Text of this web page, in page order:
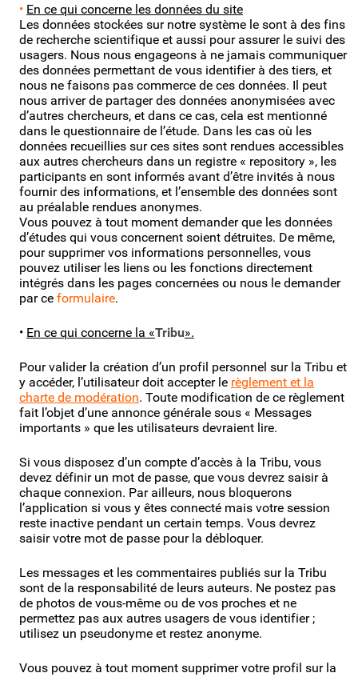
• En ce qui concerne les données du site
Les données stockées sur notre système le sont à des fins
de recherche scientifique et aussi pour assurer le suivi des
usagers. Nous nous engageons à ne jamais communiquer
des données permettant de vous identifier à des tiers, et
nous ne faisons pas commerce de ces données. Il peut
nous arriver de partager des données anonymisées avec
d’autres chercheurs, et dans ce cas, cela est mentionné
dans le questionnaire de l’étude. Dans les cas où les
données recueillies sur ces sites sont rendues accessibles
aux autres chercheurs dans un registre « repository », les
participants en sont informés avant d’être invités à nous
fournir des informations, et l’ensemble des données sont
au préalable rendues anonymes.
Vous pouvez à tout moment demander que les données
d’études qui vous concernent soient détruites. De même,
pour supprimer vos informations personnelles, vous
pouvez utiliser les liens ou les fonctions directement
intégrés dans les pages concernées ou nous le demander
par ce formulaire.
• En ce qui concerne la «Tribu».
Pour valider la création d’un profil personnel sur la Tribu et
y accéder, l’utilisateur doit accepter le règlement et la
charte de modération. Toute modification de ce règlement
fait l’objet d’une annonce générale sous « Messages
importants » que les utilisateurs devraient lire.
Si vous disposez d’un compte d’accès à la Tribu, vous
devez définir un mot de passe, que vous devrez saisir à
chaque connexion. Par ailleurs, nous bloquerons
l’application si vous y êtes connecté mais votre session
reste inactive pendant un certain temps. Vous devrez
saisir votre mot de passe pour la débloquer.
Les messages et les commentaires publiés sur la Tribu
sont de la responsabilité de leurs auteurs. Ne postez pas
de photos de vous-même ou de vos proches et ne
permettez pas aux autres usagers de vous identifier ;
utilisez un pseudonyme et restez anonyme.
Vous pouvez à tout moment supprimer votre profil sur la